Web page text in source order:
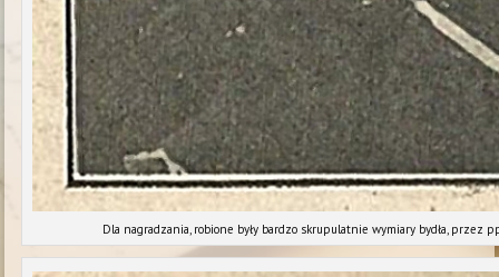
Dla nagradzania, robione były bardzo skrupulatnie wymiary bydła, przez